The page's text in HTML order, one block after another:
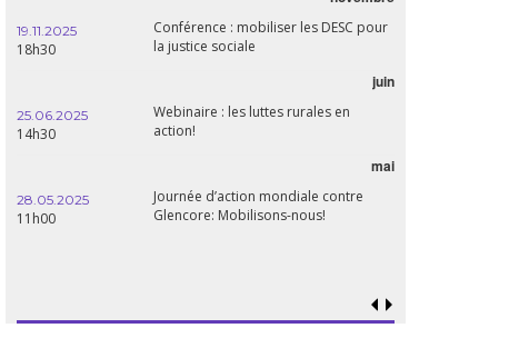
19.11.2025
18h30
Conférence : mobiliser les DESC pour
la justice sociale
juin
25.06.2025
14h30
Webinaire : les luttes rurales en
action!
mai
28.05.2025
11h00
Journée d’action mondiale contre
Glencore: Mobilisons-nous!